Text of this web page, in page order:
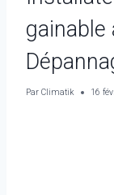
gainable
Par Climatik 16